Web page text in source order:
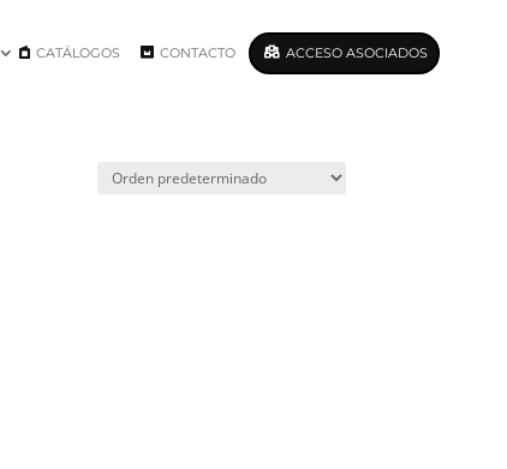
CATÁLOGOS CONTACTO ACCESO ASOCIADOS